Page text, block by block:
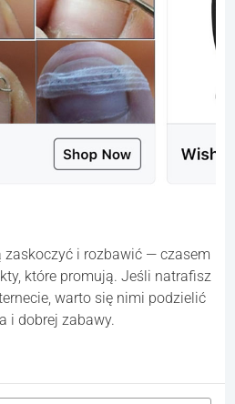
zaskoczyć i rozbawić — czasem
które promują. Jeśli natrafisz
warto się nimi podzielić
i dobrej zabawy.